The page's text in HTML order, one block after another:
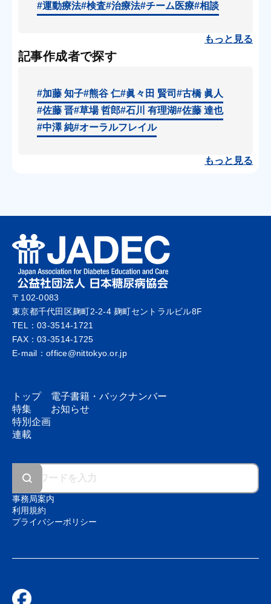
#運動療法#検査#治療法#チーム医療#相談
もっと見る
記事作成者で探す
#加藤 知子#熊谷 仁#眞々田 賢司 #古橋 眞人
#佐藤 晋#草場 哲郎#石川 有理湖#佐藤 達也
#中澤 純#オーラルフレイル
もっと見る
〒102-0083
東京都千代田区麹町2-2-4 麹町セントラルビル8F
TEL：03-3514-1721
FAX：03-3514-1725
E-mail：office@nittokyo.or.jp
トップ
特集
特別企画
連載
電子書籍・ バックナンバー
お知らせ
事務局案内
利用規約
プライバシーポリシー